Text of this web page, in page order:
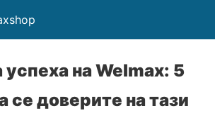
успеха на Welmax: 5
се доверите на тази